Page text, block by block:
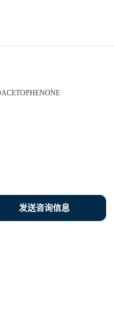
发送咨询信息